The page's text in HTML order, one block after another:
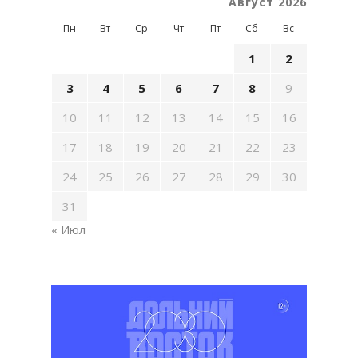
Пн Вт Ср Чт Пт Сб Вс
1
2
3
4 5 6 7 8
9
10
11 12 13 14 15
16
17
18 19 20 21 22
23
24
25 26 27 28 29
30
31
« Июл